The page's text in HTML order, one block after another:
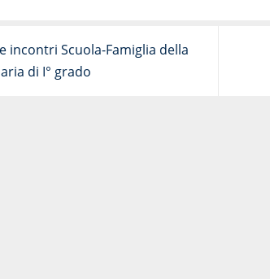
incontri Scuola-Famiglia della
di I° grado